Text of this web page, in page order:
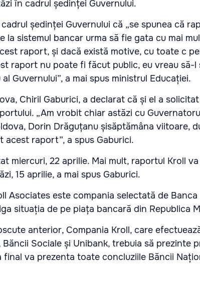
în cadrul ședinței Guvernului.
ședinței Guvernului că „se spunea că
la sistemul bancar urma să fie gata cu mai
raport, și dacă există motive, cu toate c
raport nu poate fi făcut public, eu vreau să-l
Guvernului”, a mai spus ministrul Educației.
Chiril Gaburici, a declarat că și el a
„Am vrobit chiar astăzi cu
Dorin Drăguțanu șisăptămâna viitoare,
acest raport”, a spus Gaburici.
miercuri, 22 aprilie. Mai mult, raportul Kroll
15 aprilie, a mai spus Gaburici.
Asociates este compania selectată de Banca
situația de pe piața bancară din Republica
anterior, Compania Kroll, care
Sociale și Unibank, trebuia să prezinte
final va prezenta toate concluziile Băncii